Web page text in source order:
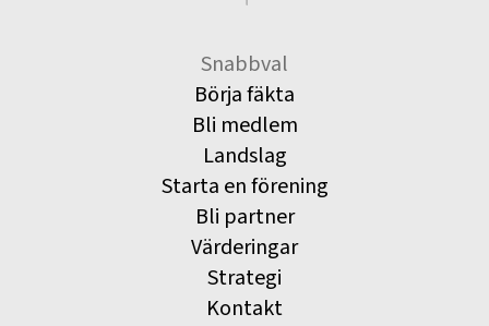
Snabbval
Börja fäkta
Bli medlem
Landslag
Starta en förening
Bli partner
Värderingar
Strategi
Kontakt